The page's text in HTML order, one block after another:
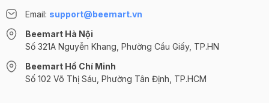
Email: support@beemart.vn
Beemart Hà Nội
Số 321A Nguyễn Khang, Phường Cầu Giấy, TP.HN
Beemart Hồ Chí Minh
Số 102 Võ Thị Sáu, Phường Tân Định, TP.HCM